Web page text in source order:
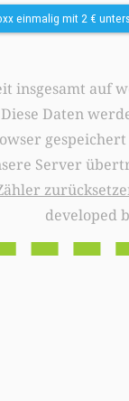
einmalig mit 2 €
insgesamt auf
Daten
Server
developed